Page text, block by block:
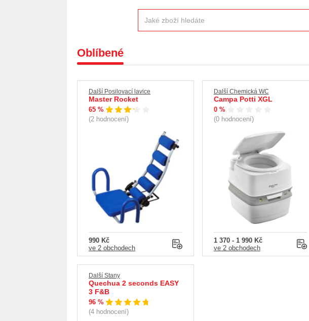
Oblíbené
Další Posilovací lavice
Master Rocket
65 %
(2 hodnocení)
990 Kč
ve 2 obchodech
Další Chemická WC
Campa Potti XGL
0 %
(0 hodnocení)
1 370 - 1 990 Kč
ve 2 obchodech
Další Stany
Quechua 2 seconds EASY
3 F&B
96 %
(4 hodnocení)